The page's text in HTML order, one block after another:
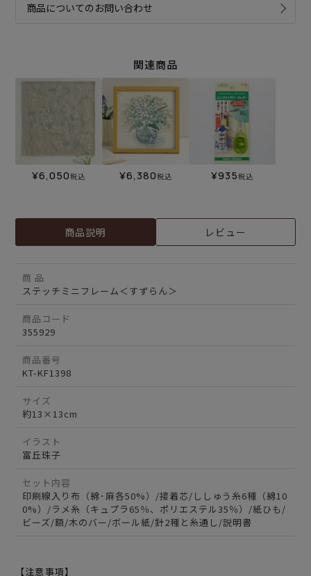
商品についてのお問い合わせ
関連商品
¥6,050税込 ¥6,380税込 ¥935税込
商品説明 レビュー
商 品
ステッチミニフレーム＜すずらん＞
商品コード
355929
商品番号
KT-KF1398
サイズ
約13×13cm
イラスト
富丘珠子
セット内容
印刷線入り布（綿･麻各50%）/接着芯/ししゅう糸6種（綿10
0%）/ラメ糸（キュプラ65％、ポリエステル35％）/紙ひも/
ビーズ/額/木のバー/ボール紙/針2種と糸通し/説明書
【注意事項】